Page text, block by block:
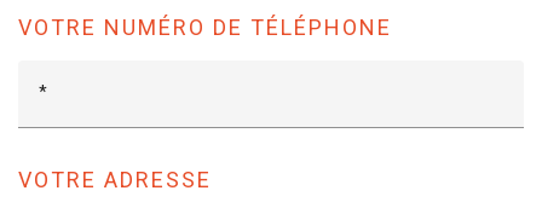
VOTRE NUMÉRO DE TÉLÉPHONE
VOTRE ADRESSE